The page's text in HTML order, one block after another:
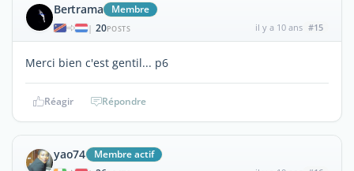
Bertrama Membre
| 20POSTS il y a 10 ans #15
Merci bien c'est gentil... p6
Réagir Répondre
yao74 Membre actif